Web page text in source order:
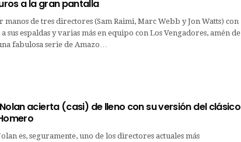
a la gran pantalla
manos de tres directores (Sam Raimi, Marc Webb y Jon Watts) con
sus espaldas y varias más en equipo con Los Vengadores, amén de
fabulosa serie de Amazo…
acierta (casi) de lleno con su versión del clásico
es, seguramente, uno de los directores actuales más